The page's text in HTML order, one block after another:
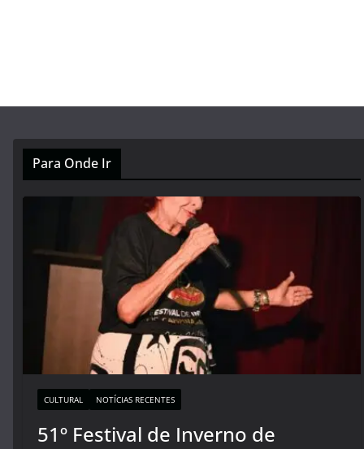
Para Onde Ir
CULTURAL NOTÍCIAS RECENTES
51º Festival de Inverno de